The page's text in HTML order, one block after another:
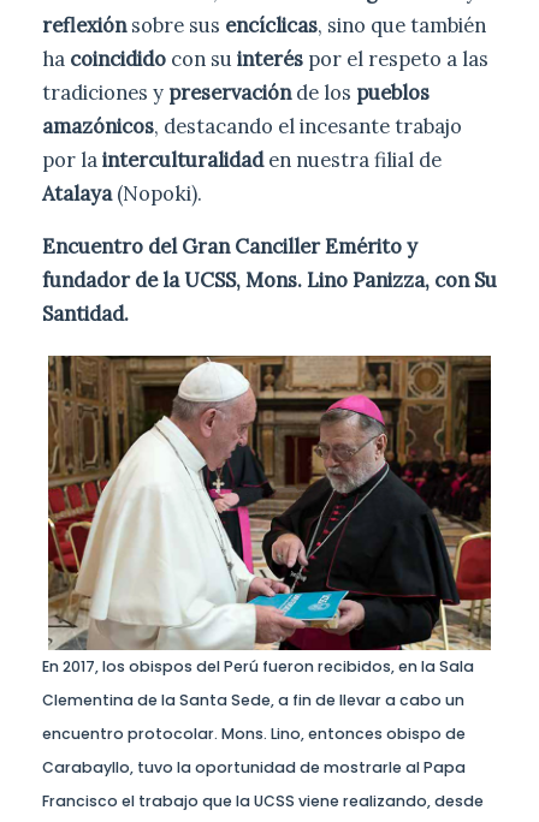
reflexiónsobre sus encíclicas, sino que también
ha coincidido con su interés por el respeto a las
tradiciones y preservaciónde los pueblos
amazónicos, destacando el incesante trabajo
por lainterculturalidaden nuestra filial de
Atalaya(Nopoki).
Encuentro del Gran Canciller Emérito y
fundador de la UCSS, Mons. Lino Panizza, con Su
Santidad.
En 2017, los obispos del Perú fueron recibidos, en la Sala
Clementina de la Santa Sede, a fin de llevar a cabo un
encuentro protocolar. Mons. Lino, entonces obispo de
Carabayllo, tuvo la oportunidad de mostrarle al Papa
Francisco el trabajo que la UCSS viene realizando, desde